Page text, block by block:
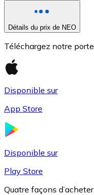
Détails du prix de NEO
Téléchargez notre
Disponible sur
App Store
Disponible sur
Play Store
Quatre façons